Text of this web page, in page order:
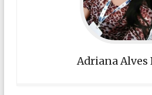
Adriana Alves